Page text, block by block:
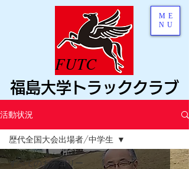
福島大学トラッククラブ
FUTC
ME
NU
活動状況
すべてのカテゴリー
歴代全国大会出場者/中学生